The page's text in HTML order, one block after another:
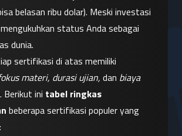
belasan ribu dolar). Meski investasi
status Anda sebagai
dunia.
materi, durasi ujian, dan biaya
Berikut ini tabel ringkas
beberapa sertifikasi populer yang